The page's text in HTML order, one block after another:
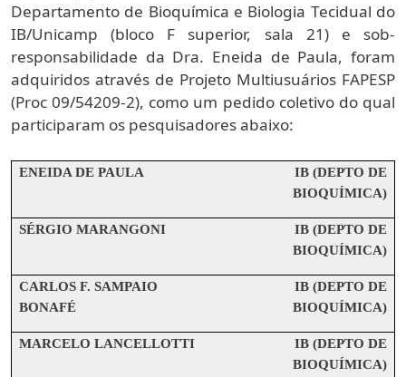
Departamento de Bioquímica e Biologia Tecidual do
IB/Unicamp (bloco F superior, sala 21) e sob-
responsabilidade da Dra. Eneida de Paula, foram
adquiridos através de Projeto Multiusuários FAPESP
(Proc 09/54209-2), como um pedido coletivo do qual
participaram os pesquisadores abaixo:
ENEIDA DE PAULA
IB (DEPTO DE
BIOQUÍMICA)
SÉRGIO MARANGONI
IB (DEPTO DE
BIOQUÍMICA)
CARLOS F. SAMPAIO
BONAFÉ
IB (DEPTO DE
BIOQUÍMICA)
MARCELO LANCELLOTTI
IB (DEPTO DE
BIOQUÍMICA)